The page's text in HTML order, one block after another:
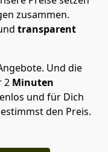
zusammen.
transparent
Und die
2 Minuten
und für Dich
den Preis.